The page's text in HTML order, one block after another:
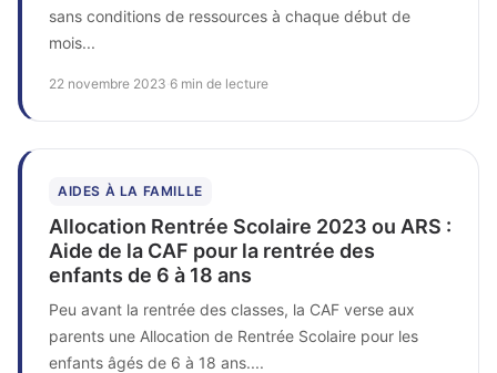
sans conditions de ressources à chaque début de
mois...
22 novembre 2023 6 min de lecture
AIDES À LA FAMILLE
Allocation Rentrée Scolaire 2023 ou ARS :
Aide de la CAF pour la rentrée des
enfants de 6 à 18 ans
Peu avant la rentrée des classes, la CAF verse aux
parents une Allocation de Rentrée Scolaire pour les
enfants âgés de 6 à 18 ans....